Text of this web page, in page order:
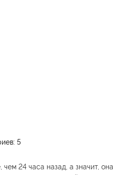
5
24 часа назад, а значит,